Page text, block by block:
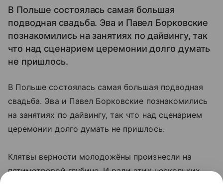
В Польше состоялась самая большая
подводная свадьба. Эва и Павел Борковские
познакомились на занятиях по дайвингу, так
что над сценарием церемонии долго думать
не пришлось.
В Польше состоялась самая большая подводная
свадьба. Эва и Павел Борковские познакомились
на занятиях по дайвингу, так что над сценарием
церемонии долго думать не пришлось.
Клятвы верности молодожёны произнесли на
пятиметровой глубине. И ради этих нескольких